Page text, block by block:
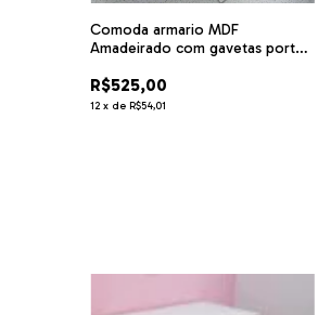
Comoda armario MDF
Amadeirado com gavetas porta
R$525,00
12 x deR$54,01